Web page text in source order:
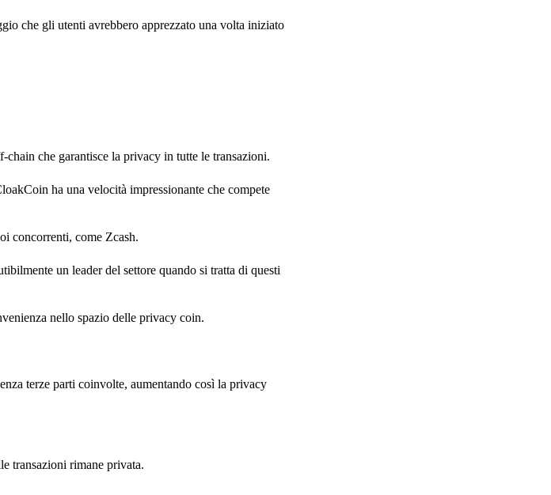
che gli utenti avrebbero apprezzato una volta iniziato
che garantisce la privacy in tutte le transazioni.
ha una velocità impressionante che compete
concorrenti, come Zcash.
un leader del settore quando si tratta di questi
nello spazio delle privacy coin.
terze parti coinvolte, aumentando così la privacy
transazioni rimane privata.